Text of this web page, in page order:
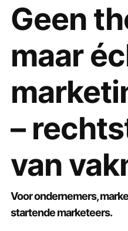
Geen
maar
–
van
Voor ondernemers,
startende marketeers.